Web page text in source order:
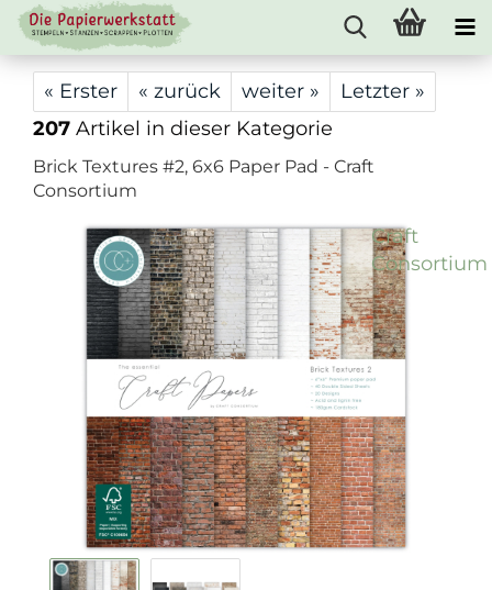
« Erster « zurück weiter »
Letzter »
207 Artikel in dieser Kategorie
Brick Textures #2, 6x6 Paper Pad - Craft
Consortium
Craft
Consortium